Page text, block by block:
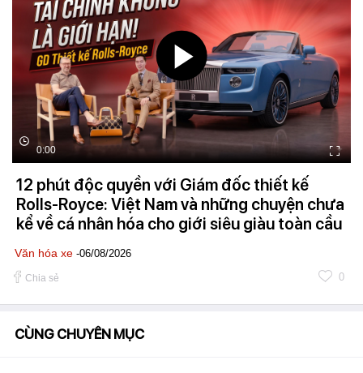
0:00
12 phút độc quyền với Giám đốc thiết kế
Rolls-Royce: Việt Nam và những chuyện chưa
kể về cá nhân hóa cho giới siêu giàu toàn cầu
Văn hóa xe -06/08/2026
Chia sẻ 0
CÙNG CHUYÊN MỤC